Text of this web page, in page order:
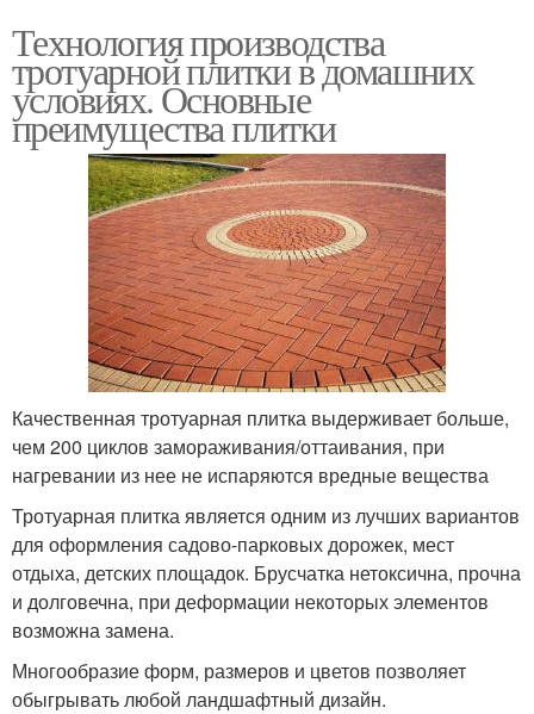
Технология производства
тротуарной плитки в домашних
условиях. Основные
преимущества плитки
Качественная тротуарная плитка выдерживает больше,
чем 200 циклов замораживания/оттаивания, при
нагревании из нее не испаряются вредные вещества
Тротуарная плитка является одним из лучших вариантов
для оформления садово-парковых дорожек, мест
отдыха, детских площадок. Брусчатка нетоксична, прочна
и долговечна, при деформации некоторых элементов
возможна замена.
Многообразие форм, размеров и цветов позволяет
обыгрывать любой ландшафтный дизайн.